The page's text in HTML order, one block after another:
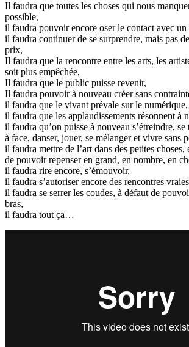
Il faudra que toutes les choses qui nous
possible,
il faudra pouvoir encore oser le contact avec
il faudra continuer de se surprendre, mais pas
prix,
Il faudra que la rencontre entre les arts, les
soit plus empêchée,
Il faudra que le public puisse revenir,
Il faudra pouvoir à nouveau créer sans
il faudra que le vivant prévale sur le numérique,
il faudra que les applaudissements résonnent à
il faudra qu’on puisse à nouveau s’étreindre,
à face, danser, jouer, se mélanger et vivre sans
il faudra mettre de l’art dans des petites choses,
de pouvoir repenser en grand, en nombre, en
il faudra rire encore, s’émouvoir,
il faudra s’autoriser encore des rencontres
il faudra se serrer les coudes, à défaut de
bras,
il faudra tout ça…